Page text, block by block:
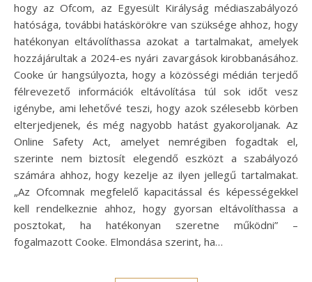
hogy az Ofcom, az Egyesült Királyság médiaszabályozó
hatósága, további hatáskörökre van szüksége ahhoz, hogy
hatékonyan eltávolíthassa azokat a tartalmakat, amelyek
hozzájárultak a 2024-es nyári zavargások kirobbanásához.
Cooke úr hangsúlyozta, hogy a közösségi médián terjedő
félrevezető információk eltávolítása túl sok időt vesz
igénybe, ami lehetővé teszi, hogy azok szélesebb körben
elterjedjenek, és még nagyobb hatást gyakoroljanak. Az
Online Safety Act, amelyet nemrégiben fogadtak el,
szerinte nem biztosít elegendő eszközt a szabályozó
számára ahhoz, hogy kezelje az ilyen jellegű tartalmakat.
„Az Ofcomnak megfelelő kapacitással és képességekkel
kell rendelkeznie ahhoz, hogy gyorsan eltávolíthassa a
posztokat, ha hatékonyan szeretne működni” –
fogalmazott Cooke. Elmondása szerint, ha…